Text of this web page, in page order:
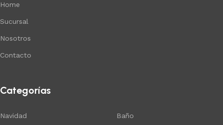
Home
Sucursal
Nosotros
Contacto
Categorías
Navidad Baño